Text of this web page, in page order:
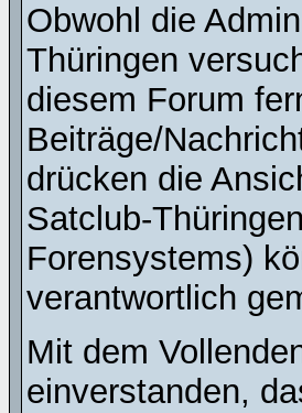
Obwohl die
Thüringen
diesem Forum
Beiträge/
drücken die
Satclub-
Forensystems)
verantwortlich
Mit dem
einverstanden,